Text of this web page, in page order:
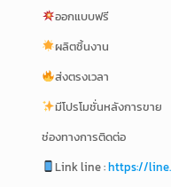
ออกแบบฟรี
ผลิตชิ้นงาน
ส่งตรงเวลา
มีโปรโมชั่นหลังการขาย
ช่องทางการติดต่อ
Link line :https://